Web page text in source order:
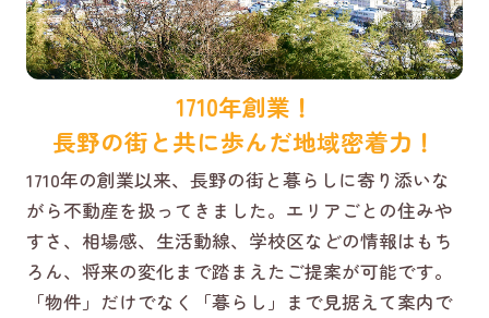
1710年創業！
長野の街と共に歩んだ地域密着力！
1710年の創業以来、長野の街と暮らしに寄り添いな
がら不動産を扱ってきました。エリアごとの住みや
すさ、相場感、生活動線、学校区などの情報はもち
ろん、将来の変化まで踏まえたご提案が可能です。
「物件」だけでなく「暮らし」まで見据えて案内で